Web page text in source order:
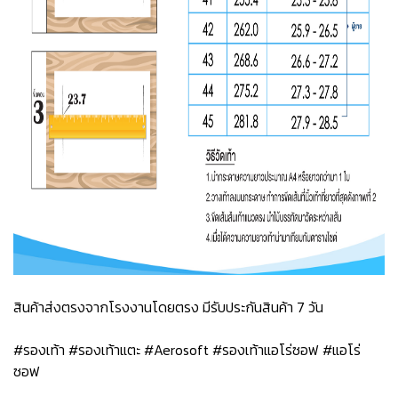
สินค้าส่งตรงจากโรงงานโดยตรง มีรับประกันสินค้า 7 วัน
#รองเท้า #รองเท้าแตะ #Aerosoft #รองเท้าแอโร่ซอฟ #แอโร่
ซอฟ